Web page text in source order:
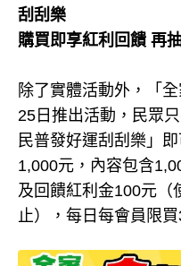
刮刮樂
購買即享紅利回饋 再
除了實體活動外，「
25日推出活動，民眾
民普發好運刮刮樂」
1,000元，內容包含
及回饋紅利金100元（
止），每日每會員限